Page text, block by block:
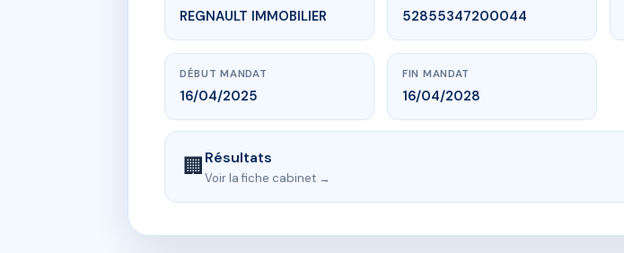
REGNAULT IMMOBILIER 52855347200044
DÉBUT MANDAT
16/04/2025
FIN MANDAT
16/04/2028
🏢Résultats
Voir la fiche cabinet →